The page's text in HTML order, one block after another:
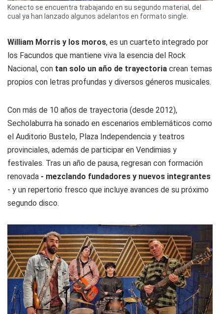
Konecto se encuentra trabajando en su segundo material, del
cual ya han lanzado algunos adelantos en formato single.
William Morris y los moros, es un cuarteto integrado por
los Facundos que mantiene viva la esencia del Rock
Nacional, con tan solo un año de trayectoria crean temas
propios con letras profundas y diversos géneros musicales.
Con más de 10 años de trayectoria (desde 2012),
Secholaburra ha sonado en escenarios emblemáticos como
el Auditorio Bustelo, Plaza Independencia y teatros
provinciales, además de participar en Vendimias y
festivales. Tras un año de pausa, regresan con formación
renovada - mezclando fundadores y nuevos integrantes
- y un repertorio fresco que incluye avances de su próximo
segundo disco.